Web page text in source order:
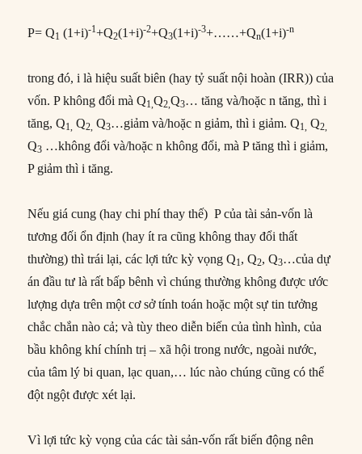
P= Q1 (1+i)-1+Q2(1+i)-2+Q3(1+i)-3+……+Qn(1+i)-n
trong đó, i là hiệu suất biên (hay tỷ suất nội hoàn (IRR)) của
vốn. P không đổi mà Q1,Q2,Q3… tăng và/hoặc n tăng, thì i
tăng, Q1, Q2, Q3…giảm và/hoặc n giảm, thì i giảm. Q1, Q2,
Q3 …không đổi và/hoặc n không đổi, mà P tăng thì i giảm,
P giảm thì i tăng.
Nếu giá cung (hay chi phí thay thế) P của tài sản-vốn là
tương đối ổn định (hay ít ra cũng không thay đổi thất
thường) thì trái lại, các lợi tức kỳ vọng Q1, Q2, Q3…của dự
án đầu tư là rất bấp bênh vì chúng thường không được ước
lượng dựa trên một cơ sở tính toán hoặc một sự tin tưởng
chắc chắn nào cả; và tùy theo diễn biến của tình hình, của
bầu không khí chính trị – xã hội trong nước, ngoài nước,
của tâm lý bi quan, lạc quan,… lúc nào chúng cũng có thể
đột ngột được xét lại.
Vì lợi tức kỳ vọng của các tài sản-vốn rất biến động nên